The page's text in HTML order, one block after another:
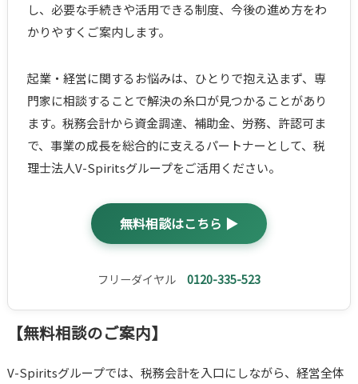
し、必要な手続きや活用できる制度、今後の進め方をわ
かりやすくご案内します。
起業・経営に関するお悩みは、ひとりで抱え込まず、専
門家に相談することで解決の糸口が見つかることがあり
ます。税務会計から資金調達、補助金、労務、許認可ま
で、事業の成長を総合的に支えるパートナーとして、税
理士法人V-Spiritsグループをご活用ください。
無料相談はこちら ▶
フリーダイヤル 0120-335-523
【無料相談のご案内】
V-Spiritsグループでは、税務会計を入口にしながら、経営全体